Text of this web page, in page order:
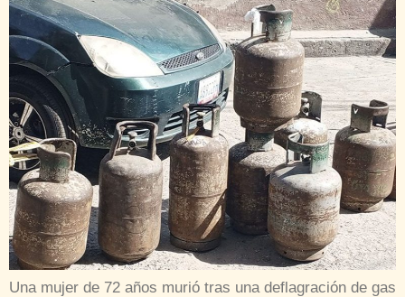
Una mujer de 72 años murió tras una deflagración de gas